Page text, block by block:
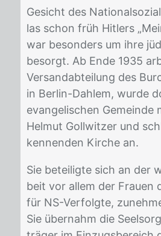
Ge­sicht des
las schon früh Hit­lers
war be­son­ders um ihre
be­sorgt. Ab Ende 1935
Ver­sand­ab­tei­lung des
in Ber­lin-Dah­lem, wur­de
evan­ge­li­schen Ge­mein­de
Hel­mut Goll­wit­zer und
ken­nen­den Kir­che an.
Sie be­tei­lig­te sich an der
beit vor al­lem der Frau­en
für NS-Ver­folg­te,
Sie über­nahm die